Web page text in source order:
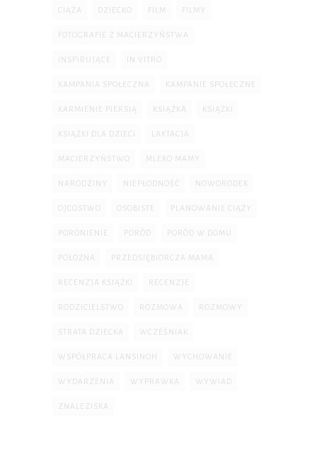
CIĄŻA DZIECKO FILM FILMY
FOTOGRAFIE Z MACIERZYŃSTWA
INSPIRUJĄCE IN VITRO
KAMPANIA SPOŁECZNA KAMPANIE SPOŁECZNE
KARMIENIE PIERSIĄ KSIĄŻKA KSIĄŻKI
KSIĄŻKI DLA DZIECI LAKTACJA
MACIERZYŃSTWO MLEKO MAMY
NARODZINY NIEPŁODNOŚĆ NOWORODEK
OJCOSTWO OSOBISTE PLANOWANIE CIĄŻY
PORONIENIE PORÓD PORÓD W DOMU
POŁOŻNA PRZEDSIĘBIORCZA MAMA
RECENZJA KSIĄŻKI RECENZJE
RODZICIELSTWO ROZMOWA ROZMOWY
STRATA DZIECKA WCZEŚNIAK
WSPÓŁPRACA LANSINOH WYCHOWANIE
WYDARZENIA WYPRAWKA WYWIAD
ZNALEZISKA